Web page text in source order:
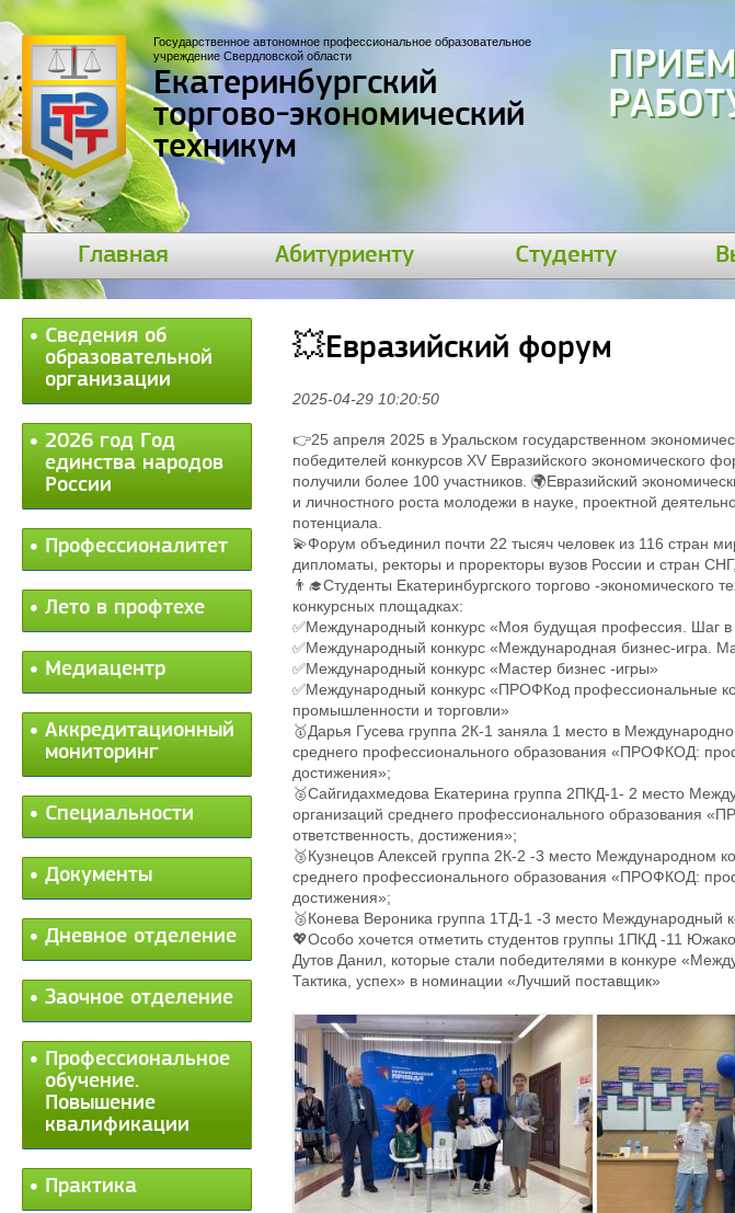
Государственное автономное профессиональное образовательное
учреждение Свердловской области
Екатеринбургский
торгово-экономический
техникум
Главная Абитуриенту Студенту
Сведения об
образовательной
организации
2026 год Год
единства народов
России
Профессионалитет
Лето в профтехе
Медиацентр
Аккредитационный
мониторинг
Специальности
Документы
Дневное отделение
Заочное отделение
Профессиональное
обучение.
Повышение
квалификации
Практика
💥Евразийский форум
2025-04-29 10:20:50
👉25 апреля 2025 в Уральском государственном
победителей конкурсов XV Евразийского
получили более 100 участников. 🌍Евразийский
и личностного роста молодежи в науке, проектной
потенциала.
💫Форум объединил почти 22 тысяч человек из 116 стран
дипломаты, ректоры и проректоры вузов России и стран
👨‍🎓Студенты Екатеринбургского торгово -
конкурсных площадках:
✅Международный конкурс «Моя будущая профессия. Шаг
✅Международный конкурс «Международная бизнес-игра.
✅Международный конкурс «Мастер бизнес -игры»
✅Международный конкурс «ПРОФКод профессиональные
промышленности и торговли»
🥇Дарья Гусева группа 2К-1 заняла 1 место в
среднего профессионального образования «ПРОФКОД:
достижения»;
🥈Сайгидахмедова Екатерина группа 2ПКД-1- 2 место
организаций среднего профессионального образования
ответственность, достижения»;
🥉Кузнецов Алексей группа 2К-2 -3 место Международном
среднего профессионального образования «ПРОФКОД:
достижения»;
🥉Конева Вероника группа 1ТД-1 -3 место
💖Особо хочется отметить студентов группы 1ПКД -11
Дутов Данил, которые стали победителями в конкуре
Тактика, успех» в номинации «Лучший поставщик»